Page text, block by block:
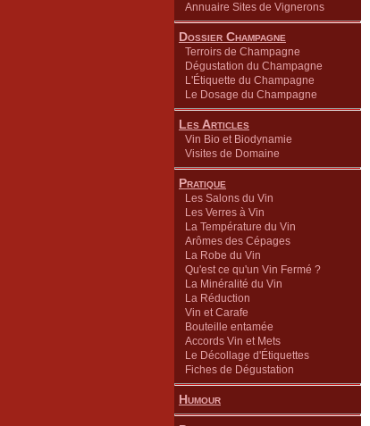
Annuaire Sites de Vignerons
Dossier Champagne
Terroirs de Champagne
Dégustation du Champagne
L'Étiquette du Champagne
Le Dosage du Champagne
Les Articles
Vin Bio et Biodynamie
Visites de Domaine
Pratique
Les Salons du Vin
Les Verres à Vin
La Température du Vin
Arômes des Cépages
La Robe du Vin
Qu'est ce qu'un Vin Fermé ?
La Minéralité du Vin
La Réduction
Vin et Carafe
Bouteille entamée
Accords Vin et Mets
Le Décollage d'Étiquettes
Fiches de Dégustation
Humour